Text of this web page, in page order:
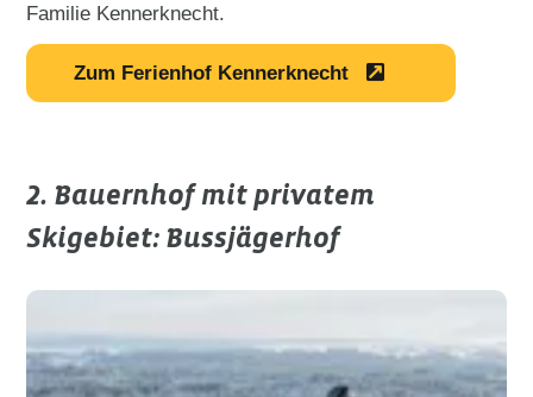
Familie Kennerknecht.
Zum Ferienhof Kennerknecht
2. Bauernhof mit privatem
Skigebiet: Bussjägerhof